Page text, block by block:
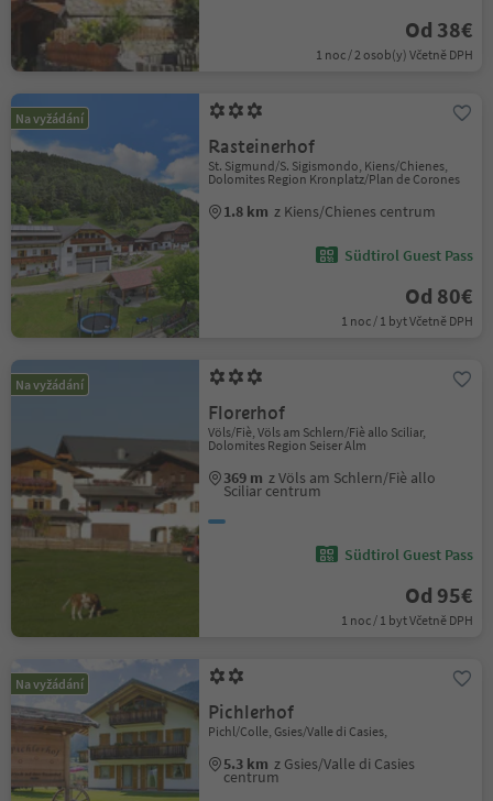
Od 38€
1 noc / 2 osob(y) Včetně DPH
Na vyžádání
Rasteinerhof
St. Sigmund/S. Sigismondo, Kiens/Chienes,
Dolomites Region Kronplatz/Plan de Corones
1.8 km z Kiens/Chienes centrum
Südtirol Guest Pass
Od 80€
1 noc / 1 byt Včetně DPH
Na vyžádání
Florerhof
Völs/Fiè, Völs am Schlern/Fiè allo Sciliar,
Dolomites Region Seiser Alm
369 m z Völs am Schlern/Fiè allo
Sciliar centrum
Südtirol Guest Pass
Od 95€
1 noc / 1 byt Včetně DPH
Na vyžádání
Pichlerhof
Pichl/Colle, Gsies/Valle di Casies,
5.3 km z Gsies/Valle di Casies
centrum